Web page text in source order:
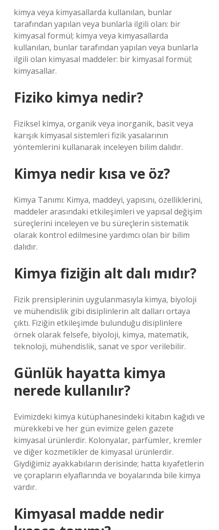
kimya veya kimyasallarda kullanılan, bunlar
tarafından yapılan veya bunlarla ilgili olan: bir
kimyasal formül; kimya veya kimyasallarda
kullanılan, bunlar tarafından yapılan veya bunlarla
ilgili olan kimyasal maddeler: bir kimyasal formül;
kimyasallar.
Fiziko kimya nedir?
Fiziksel kimya, organik veya inorganik, basit veya
karışık kimyasal sistemleri fizik yasalarının
yöntemlerini kullanarak inceleyen bilim dalıdır.
Kimya nedir kısa ve öz?
Kimya Tanımı: Kimya, maddeyi, yapısını, özelliklerini,
maddeler arasındaki etkileşimleri ve yapısal değişim
süreçlerini inceleyen ve bu süreçlerin sistematik
olarak kontrol edilmesine yardımcı olan bir bilim
dalıdır.
Kimya fiziğin alt dalı mıdır?
Fizik prensiplerinin uygulanmasıyla kimya, biyoloji
ve mühendislik gibi disiplinlerin alt dalları ortaya
çıktı. Fiziğin etkileşimde bulunduğu disiplinlere
örnek olarak felsefe, biyoloji, kimya, matematik,
teknoloji, mühendislik, sanat ve spor verilebilir.
Günlük hayatta kimya
nerede kullanılır?
Evimizdeki kimya kütüphanesindeki kitabın kağıdı ve
mürekkebi ve her gün evimize gelen gazete
kimyasal ürünlerdir. Kolonyalar, parfümler, kremler
ve diğer kozmetikler de kimyasal ürünlerdir.
Giydiğimiz ayakkabıların derisinde; hatta kıyafetlerin
ve çorapların elyaflarında ve boyalarında bile kimya
vardır.
Kimyasal madde nedir